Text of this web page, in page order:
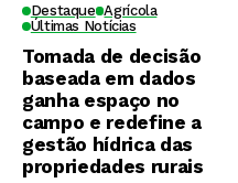
Destaque Agrícola
Últimas Notícias
Tomada de decisão
baseada em dados
ganha espaço no
campo e redefine a
gestão hídrica das
propriedades rurais